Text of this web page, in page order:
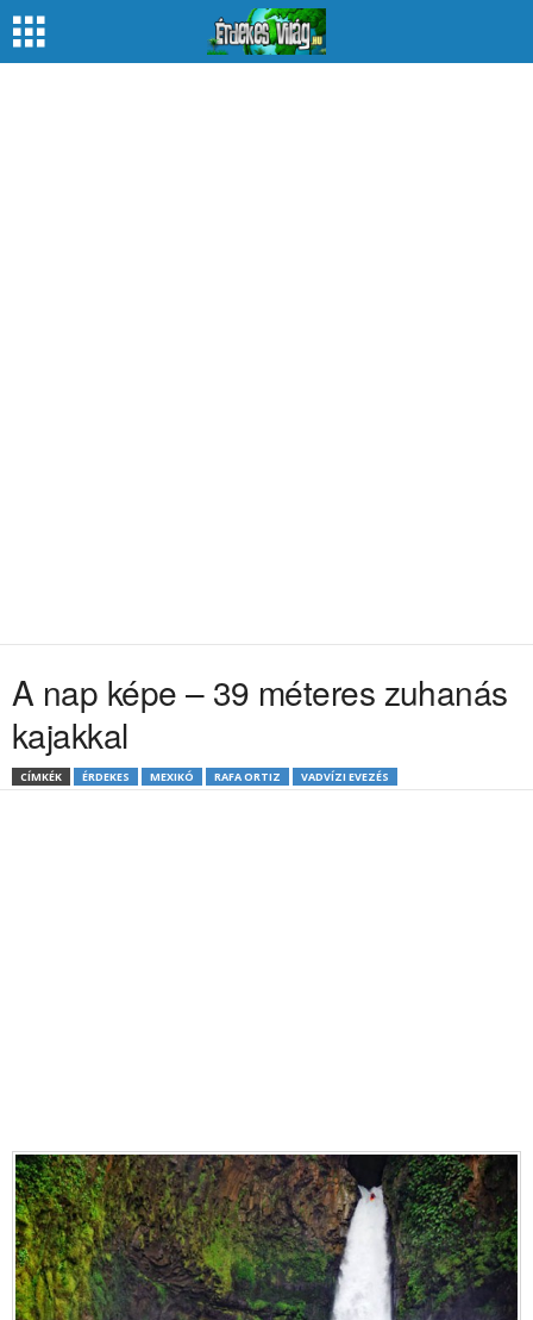
A nap képe – 39 méteres zuhanás
kajakkal
CÍMKÉK ÉRDEKES MEXIKÓ RAFA ORTIZ VADVÍZI EVEZÉS